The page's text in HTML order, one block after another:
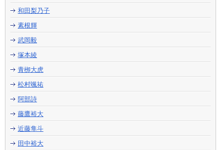
和田梨乃子
素根輝
武岡毅
塚本綾
青栁大虎
松村颯祐
阿部詩
藤鷹裕大
近藤隼斗
田中裕大